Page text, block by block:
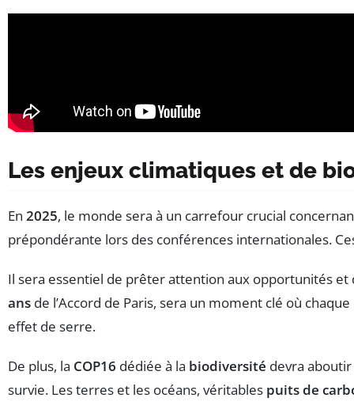
Les enjeux climatiques et de
En 2025, le monde sera à un carrefour crucial
prépondérante lors des conférences internationales.
Il sera essentiel de prêter attention aux opportunités
ans de l’Accord de Paris, sera un moment clé où
effet de serre.
De plus, la COP16 dédiée à la biodiversité devra
survie. Les terres et les océans, véritables puits de